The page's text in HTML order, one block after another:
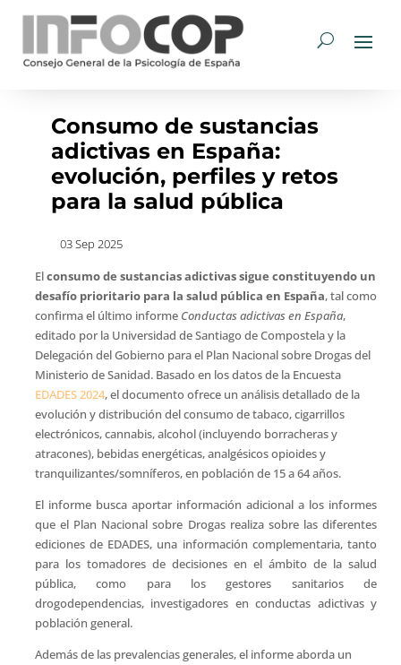
Consumo de sustancias
adictivas en España:
evolución, perfiles y retos
para la salud pública
03 Sep 2025
Elconsumo de sustancias adictivas sigue constituyendo un
desafío prioritario para la salud pública en España, tal como
confirma el último informe Conductas adictivas en España,
editado por la Universidad de Santiago de Compostela y la
Delegación del Gobierno para el Plan Nacional sobre Drogas del
Ministerio de Sanidad. Basado en los datos de la Encuesta
EDADES 2024, el documento ofrece un análisis detallado de la
evolución y distribución del consumo de tabaco, cigarrillos
electrónicos, cannabis, alcohol (incluyendo borracheras y
atracones), bebidas energéticas, analgésicos opioides y
tranquilizantes/somníferos, en población de 15 a 64 años.
El informe busca aportar información adicional a los informes
que el Plan Nacional sobre Drogas realiza sobre las diferentes
ediciones de EDADES, una información complementaria, tanto
para los tomadores de decisiones en el ámbito de la salud
pública, como para los gestores sanitarios de
drogodependencias, investigadores en conductas adictivas y
población general.
Además de las prevalencias generales, el informe aborda un